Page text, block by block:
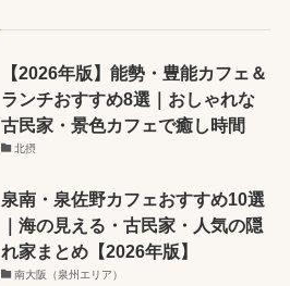
【2026年版】能勢・豊能カフェ＆
ランチおすすめ8選｜おしゃれな
古民家・景色カフェで癒し時間
北摂
泉南・泉佐野カフェおすすめ10選
｜海の見える・古民家・人気の隠
れ家まとめ【2026年版】
南大阪（泉州エリア）